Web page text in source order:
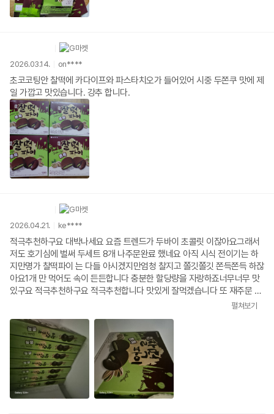
2026.03.14. on****
초코코팅안 찰떡에 카다이프와 파스타치오가 들어있어 시중 두쫀쿠 맛에 제
일 가깝고 맛있습니다. 강추 합니다.
2026.04.21. ke****
적극추천하구요 대박나세요 요즘 트렌드가 두바이 초콜릿 이잖아요그래서
저도 호기심에 벌써 두세트 8개 나주문완료 했네요 아직 시식 전이기는 하
지만명가 찰떡파이 는 다들 아시겠지만엄청 찰지고 쫄깃쫄깃 쫀득쫀득 하잖
아요1개 만 먹어도 속이 든든합니다 충분한 할당량을 자랑하죠너무너무 맛
있구요 적극추천하구요 적극추천합니다 맛있게 잘먹겠습니다 또 재주문 하
펼쳐보기